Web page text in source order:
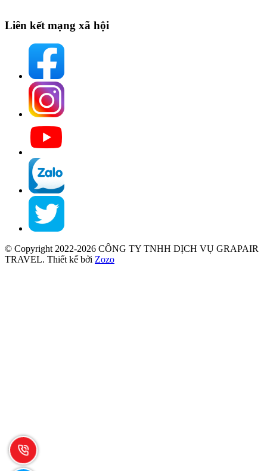
Liên kết mạng xã hội
© Copyright 2022-2026 CÔNG TY TNHH DỊCH VỤ GRAPAIR
TRAVEL. Thiết kế bởi Zozo